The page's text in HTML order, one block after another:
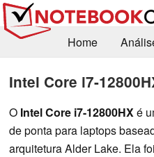
Home
Intel Core i7-
O Intel Core i7-12800HXé
de ponta para laptops
arquitetura Alder Lake. Ela